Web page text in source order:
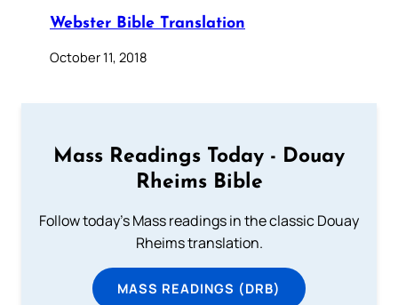
Webster Bible Translation
October 11, 2018
Mass Readings Today - Douay
Rheims Bible
Follow today's Mass readings in the classic Douay
Rheims translation.
MASS READINGS (DRB)